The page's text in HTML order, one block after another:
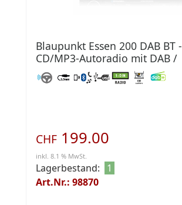
Blaupunkt Essen 200 DAB BT -
CD/MP3-Autoradio mit DAB /
Bluetooth / USB / AUX-IN
CHF 199.00
inkl. 8.1 % MwSt.
Lagerbestand:
1
Art.Nr.: 98870